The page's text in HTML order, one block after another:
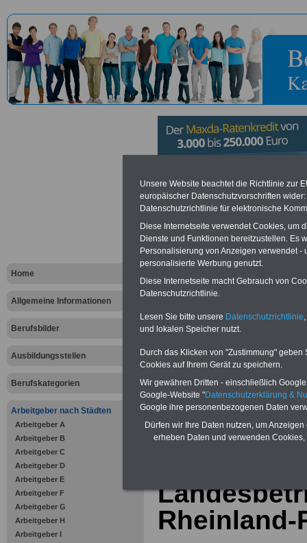
Home
Allgemeine Informationen
Berufsbilder
Ausbildungsstellen
Berufskategorien
Arbeitgeber nach Städten
Arbeitgeber A
Arbeitgeber B
Arbeitgeber C
Arbeitgeber D
Arbeitgeber E
Arbeitgeber F
Arbeitgeber G
Arbeitgeber H
Arbeitgeber I
Rheinland-
Vorteile für den öffentlichen
Vergleichen und sparen
Bausparen schon ab 16 Jahren
Berufsunfähigkeitsabsicherung
Online-Vergleich Gesetzliche
Krankenkassen
Krankenversicherung
zurück zur
Rheinland-
Unsere Website beachtet die Richtlinie zur
europäischer Datenschutzvorschriften
Datenschutzrichtlinie für elektronische
Diese Internetseite verwendet Cookies, um
Dienste und Funktionen bereitzustellen. Es
Personalisierung von Anzeigen verwendet
personalisierte Werbung genutzt.
Diese Internetseite macht Gebrauch von
Datenschutzrichtlinie.
Lesen Sie bitte unsere Datenschutzrichtlinie
und lokalen Speicher nutzt.
Durch das Klicken von "Zustimmung"
Cookies auf Ihrem Gerät zu speichern.
Wir gewähren Dritten - einschließlich
Google-Website "Datenschutzerklärung &
Google ihre personenbezogenen Daten
Dürfen wir Ihre Daten nutzen, um
erheben Daten und verwenden